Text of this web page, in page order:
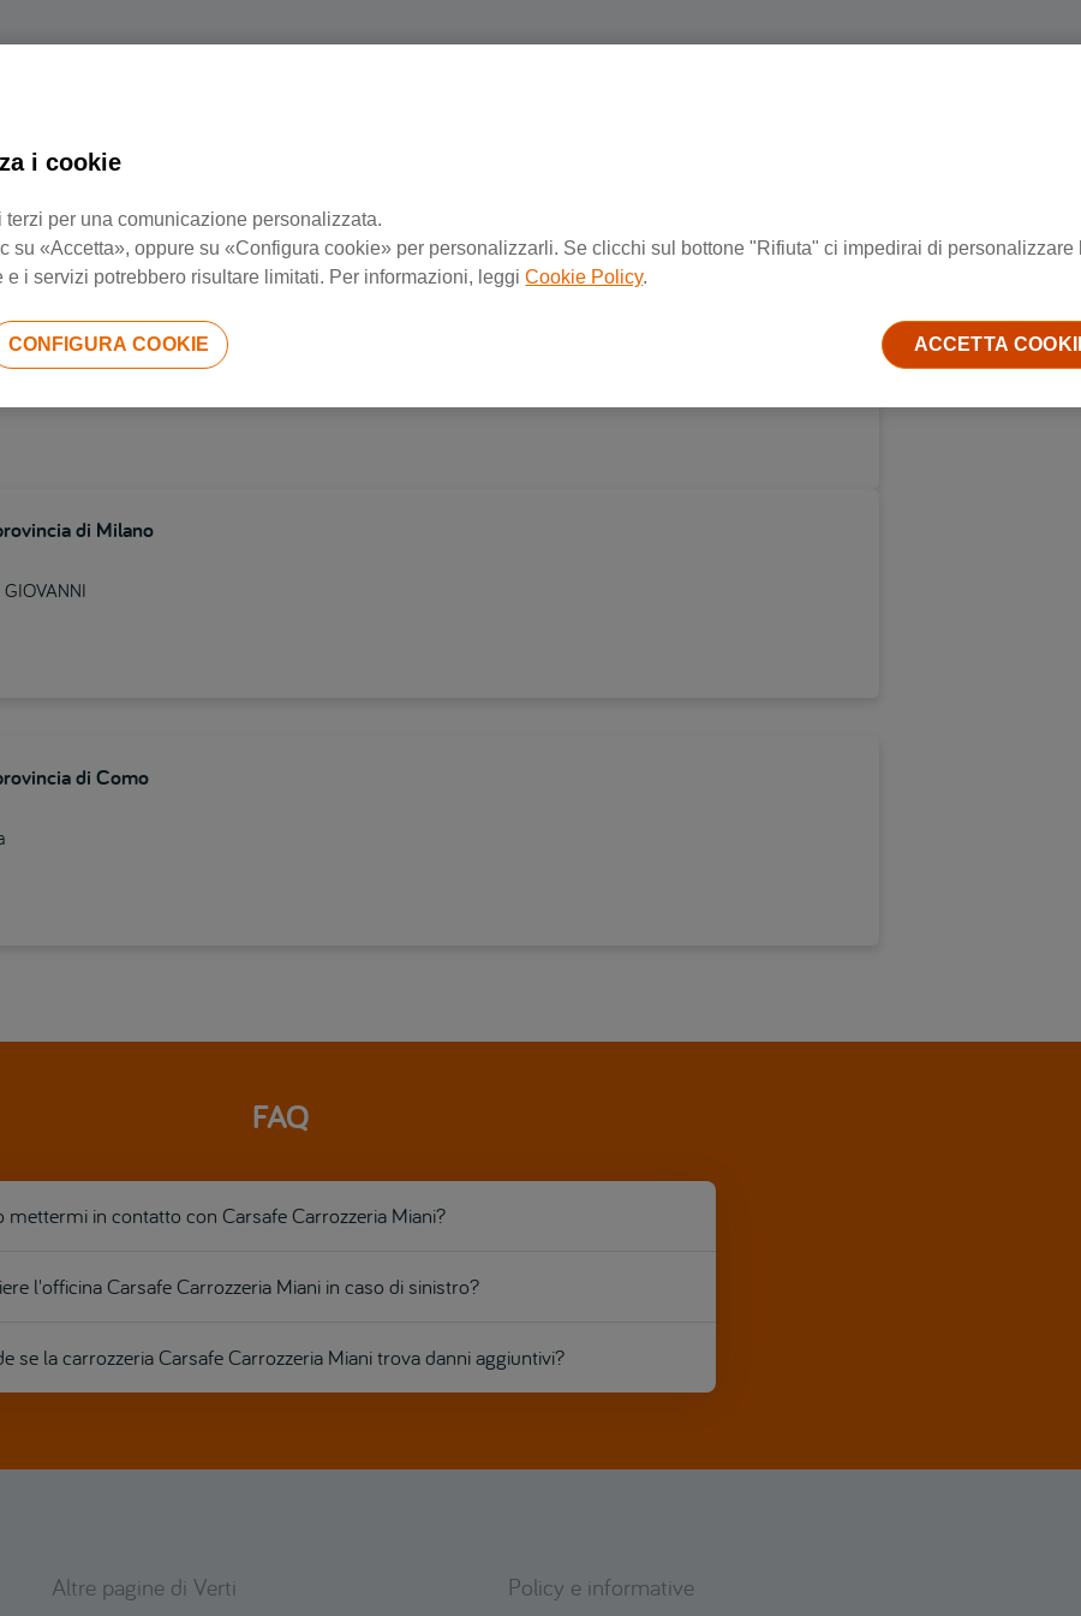
Negozi di riparazione più vicini
di Brescia
di Milano
di Como
FAQ
mettermi in contatto con Carsafe Carrozzeria Miani?
l'officina Carsafe Carrozzeria Miani in caso di sinistro?
se la carrozzeria Carsafe Carrozzeria Miani trova danni aggiuntivi?
Altre pagine di Verti Policy e informative
i cookie
per una comunicazione personalizzata.
su «Accetta», oppure su «Configura cookie» per personalizzarli. Se clicchi sul bottone "Rifiuta" ci impedirai di personalizzare
e i servizi potrebbero risultare limitati. Per informazioni, leggiCookie Policy.
CONFIGURA COOKIE ACCETTA